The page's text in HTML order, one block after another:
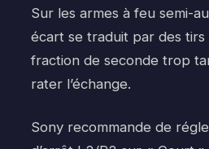
Sur les armes à feu semi-
écart se traduit par des
fraction de seconde trop
rater l’échange.
Sony recommande de